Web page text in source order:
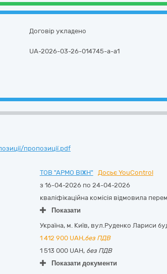
Договір укладено
UA-2026-03-26-014745-a-a1
пропозиції.pdf
ТОВ "АРМО ВІЖН"
Досьє YouControl
з 16-04-2026 по 24-04-2026
кваліфікаційна комісія відмовила
Показати
Україна, м. Київ, вул.Руденко Лариси
1 412 900 UAH,без ПДВ
1 513 000 UAH, без ПДВ
Показати документи